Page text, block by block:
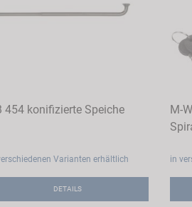
454 konifizierte Speiche
Varianten erhältlich
DETAILS
M-
in